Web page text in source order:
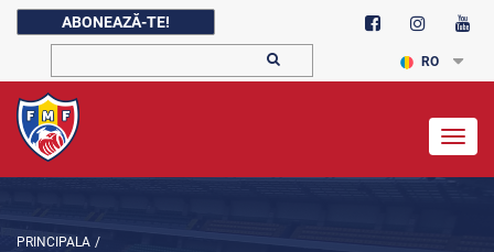
ABONEAZĂ-TE!
RO
PRINCIPALA /